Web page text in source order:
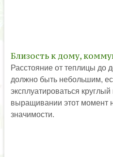
Близость к дому,
Расстояние от теплицы до
должно быть небольшим,
эксплуатироваться
выращивании этот момент
значимости.